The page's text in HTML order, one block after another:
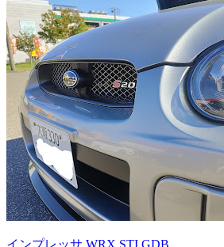
インプレッサ WRX STI GDB